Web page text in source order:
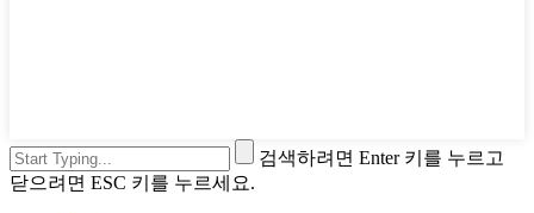
검색하려면 Enter 키를 누르고
닫으려면 ESC 키를 누르세요.